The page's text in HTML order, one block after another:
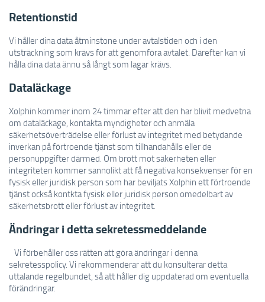
Retentionstid
Vi håller dina data åtminstone under avtalstiden och i den
utsträckning som krävs för att genomföra avtalet. Därefter kan vi
hålla dina data ännu så långt som lagar krävs.
Dataläckage
Xolphin kommer inom 24 timmar efter att den har blivit medvetna
om dataläckage, kontakta myndigheter och anmäla
säkerhetsöverträdelse eller förlust av integritet med betydande
inverkan på förtroende tjänst som tillhandahålls eller de
personuppgifter därmed. Om brott mot säkerheten eller
integriteten kommer sannolikt att få negativa konsekvenser för en
fysisk eller juridisk person som har beviljats Xolphin ett förtroende
tjänst också kontkta fysisk eller juridisk person omedelbart av
säkerhetsbrott eller förlust av integritet.
Ändringar i detta sekretessmeddelande
Vi förbehåller oss rätten att göra ändringar i denna
sekretesspolicy. Vi rekommenderar att du konsulterar detta
uttalande regelbundet, så att håller dig uppdaterad om eventuella
förändringar.